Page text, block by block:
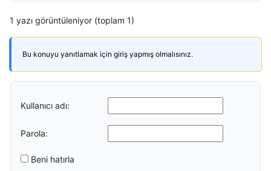
1 yazı görüntüleniyor (toplam 1)
Bu konuyu yanıtlamak için giriş yapmış olmalısınız.
Kullanıcı adı:
Parola:
Beni hatırla